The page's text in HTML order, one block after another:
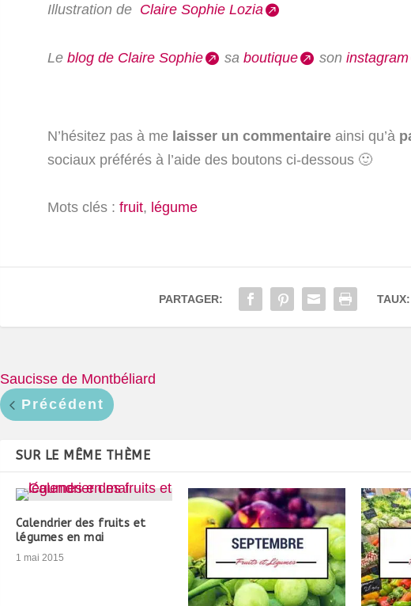
Illustration de Claire Sophie Lozia
Le blog de Claire Sophie sa boutique son instagram
N’hésitez pas à me laisser un commentaireainsi qu’à
sociaux préférés à l’aide des boutons ci-dessous 🙂
Mots clés : fruit, légume
PARTAGER: TAUX:
Saucisse de Montbéliard
Précédent
SUR LE MÊME THÈME
Calendrier des fruits et
légumes en mai
1 mai 2015